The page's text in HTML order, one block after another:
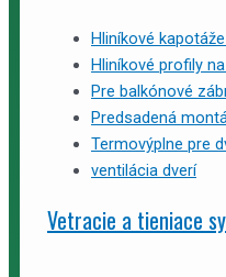
Hliníkové
Hliníkové profily
Pre balkónové
Predsadená
Termovýplne pre
ventilácia dverí
Vetracie a tieniace